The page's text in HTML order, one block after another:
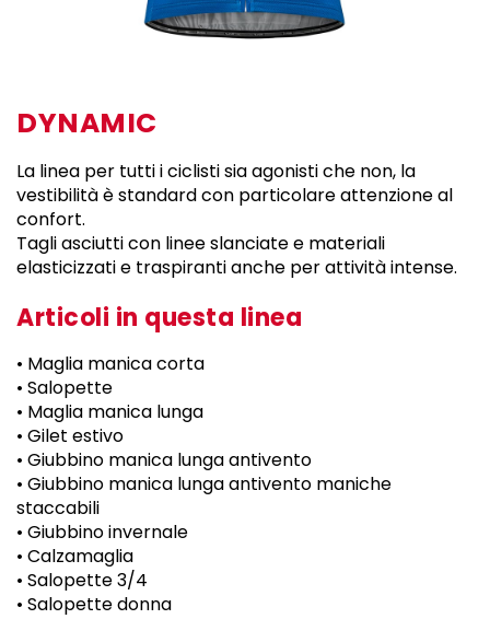
DYNAMIC
La linea per tutti i ciclisti sia agonisti che non, la
vestibilità è standard con particolare attenzione al
confort.
Tagli asciutti con linee slanciate e materiali
elasticizzati e traspiranti anche per attività intense.
Articoli in questa linea
• Maglia manica corta
• Salopette
• Maglia manica lunga
• Gilet estivo
• Giubbino manica lunga antivento
• Giubbino manica lunga antivento maniche
staccabili
• Giubbino invernale
• Calzamaglia
• Salopette 3/4
• Salopette donna